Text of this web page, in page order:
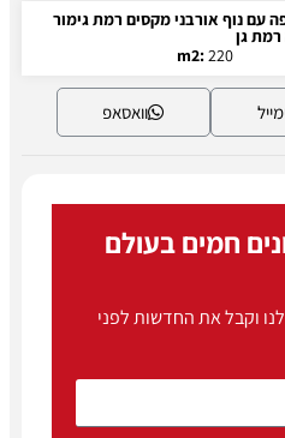
עם נוף אורבני מקסים רמת גימור
גן
m2:220
וואסאפ
חמים בעולם
וקבל את החדשות לפני